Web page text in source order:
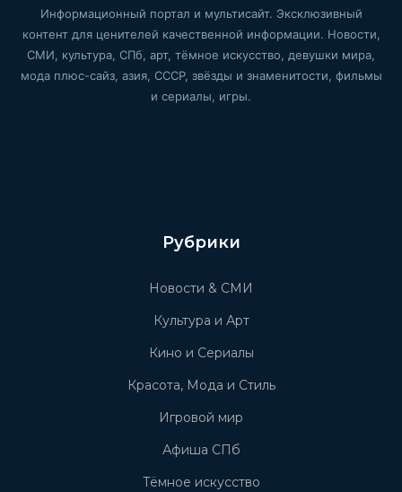
Информационный портал и мультисайт. Эксклюзивный
контент для ценителей качественной информации. Новости,
СМИ, культура, СПб, арт, тёмное искусство, девушки мира,
мода плюс-сайз, азия, СССР, звёзды и знаменитости, фильмы
и сериалы, игры.
Рубрики
Новости & СМИ
Культура и Арт
Кино и Сериалы
Красота, Мода и Стиль
Игровой мир
Афиша СПб
Тёмное искусство